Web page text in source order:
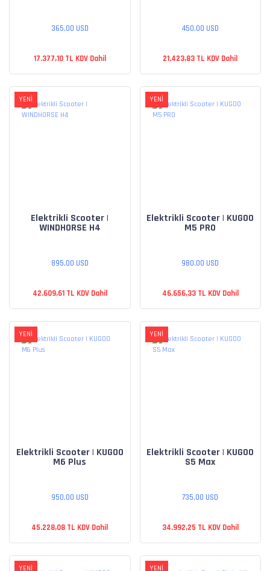
365,00 USD
17.377,10 TL KDV Dahil
450,00 USD
21.423,83 TL KDV Dahil
YENİ
Elektrikli Scooter |
WINDHORSE H4
895,00 USD
42.609,61 TL KDV Dahil
YENİ
Elektrikli Scooter | KUGOO
M5 PRO
980,00 USD
46.656,33 TL KDV Dahil
YENİ
Elektrikli Scooter | KUGOO
M6 Plus
950,00 USD
45.228,08 TL KDV Dahil
YENİ
Elektrikli Scooter | KUGOO
S5 Max
735,00 USD
34.992,25 TL KDV Dahil
YENİ YENİ